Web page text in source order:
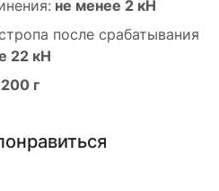
не менее 2 кН
после срабатывания
22 кН
200 г